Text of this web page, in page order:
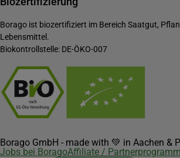
Borago ist biozertifiziert im Bereich Saatgut,
Lebensmittel.
Biokontrollstelle: DE-ÖKO-007
Borago GmbH - made with 💚 in Aachen &
Jobs bei BoragoAffiliate / Partnerprogramm